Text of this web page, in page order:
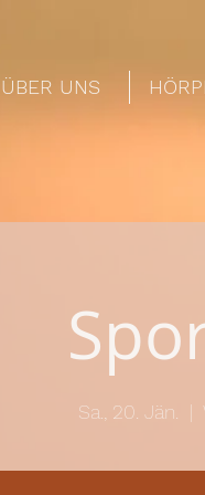
ÜBER UNS
Sa., 20. Jän.
  |